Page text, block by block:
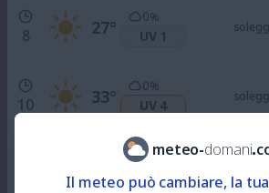
8 27°
0%
UV 1
10 33°
0%
UV 4
0 %
UV 7
meteo-domani.
Il meteo può cambiare, la